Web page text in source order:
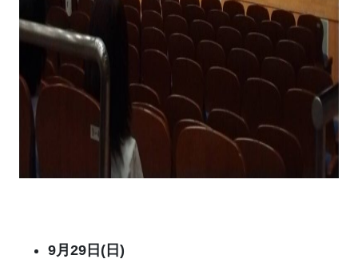
9月29日(日)